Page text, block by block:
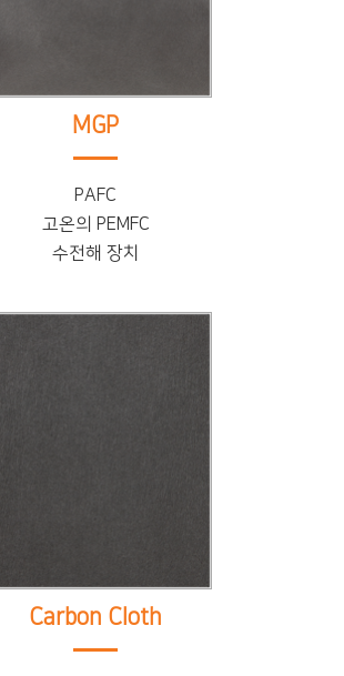
MGP
PAFC
고온의 PEMFC
수전해 장치
Carbon Cloth